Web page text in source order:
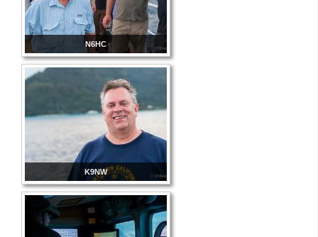
N6HC
K9NW